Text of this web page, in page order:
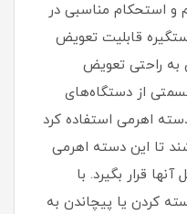
و استحکام مناسبی در
قابلیت تعویض
به راحتی تعویض
از دستگاه‌های
اهرمی استفاده کرد
تا این دسته اهرمی
قرار بگیرد. با
کردن یا پیچاندن به